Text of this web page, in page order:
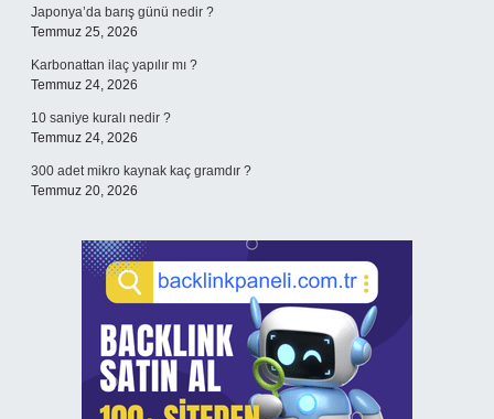
Japonya’da barış günü nedir ?
Temmuz 25, 2026
Karbonattan ilaç yapılır mı ?
Temmuz 24, 2026
10 saniye kuralı nedir ?
Temmuz 24, 2026
300 adet mikro kaynak kaç gramdır ?
Temmuz 20, 2026